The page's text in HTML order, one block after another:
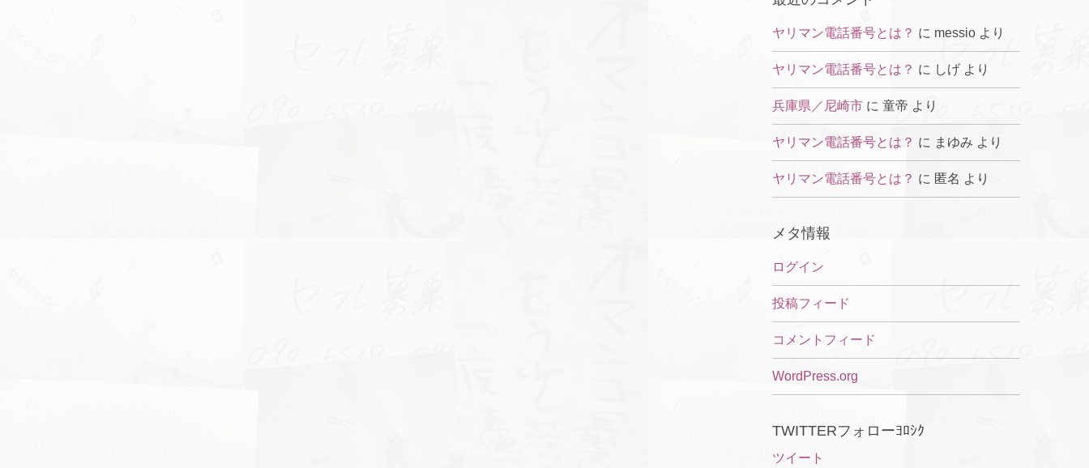
ヤリマン電話番号とは？ に messioより
ヤリマン電話番号とは？ に しげより
兵庫県／尼崎市に 童帝 より
ヤリマン電話番号とは？ に まゆみ より
ヤリマン電話番号とは？ に 匿名 より
メタ情報
ログイン
投稿フィード
コメントフィード
WordPress.org
TWITTERフォローﾖﾛｼｸ
ツイート